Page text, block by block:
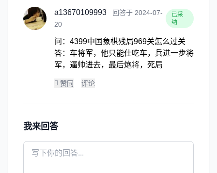
a13670109993
回答于 2024-07-
20
已采
纳
问：4399中国象棋残局969关怎么过关
答：车将军，他只能仕吃车，兵进一步将
军，逼帅进去，最后炮将，死局
赞同 评论
我来回答